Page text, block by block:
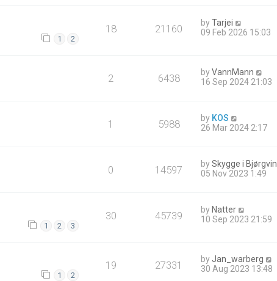
1 2
18 21160 byTarjei
09 Feb 2026 15:03
2 6438 byVannMann
16 Sep 2024 21:03
1 5988 by KOS
26 Mar 2024 2:17
0 14597 bySkygge i Bjørgvin
05 Nov 2023 1:49
1 2 3
30 45739 by Natter
10 Sep 2023 21:59
1 2
19 27331 by Jan_warberg
30 Aug 2023 13:48